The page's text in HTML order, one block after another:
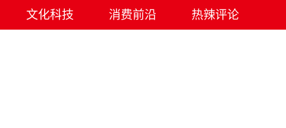
文化科技 消费前沿 热辣评论